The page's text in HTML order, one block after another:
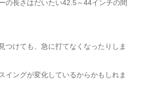
の長さはだいたい42.5～44インチの間
つけても、急に打てなくなったりしま
イングが変化しているからかもしれま